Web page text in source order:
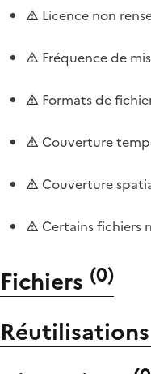
Licence non
Fréquence de
Formats de
Couverture
Couverture
Certains fichiers
Fichiers (0)